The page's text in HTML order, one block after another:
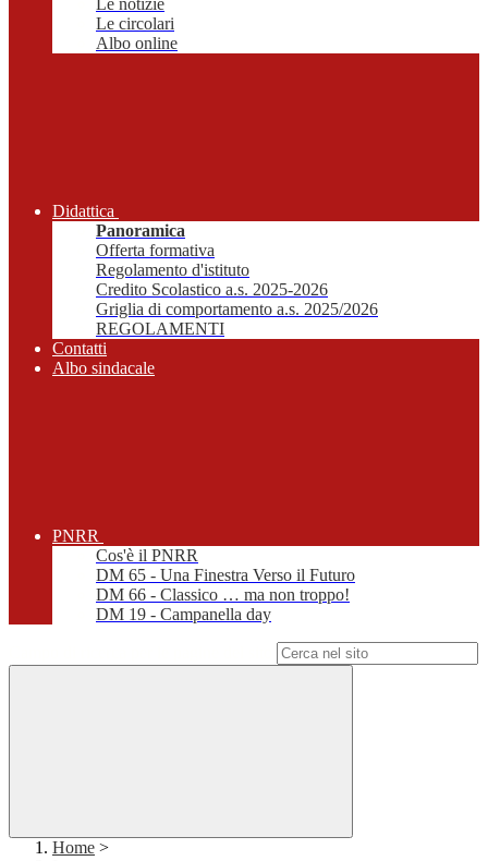
Le notizie
Le circolari
Albo online
Didattica
Panoramica
Offerta formativa
Regolamento d'istituto
Credito Scolastico a.s. 2025-2026
Griglia di comportamento a.s. 2025/2026
REGOLAMENTI
Contatti
Albo sindacale
PNRR
Cos'è il PNRR
DM 65 - Una Finestra Verso il Futuro
DM 66 - Classico … ma non troppo!
DM 19 - Campanella day
Home >